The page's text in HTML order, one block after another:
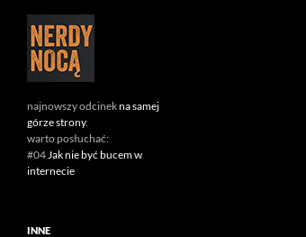
najnowszy odcinekna samej
górze strony.
warto posłuchać:
#04Jak nie być bucem w
internecie
INNE